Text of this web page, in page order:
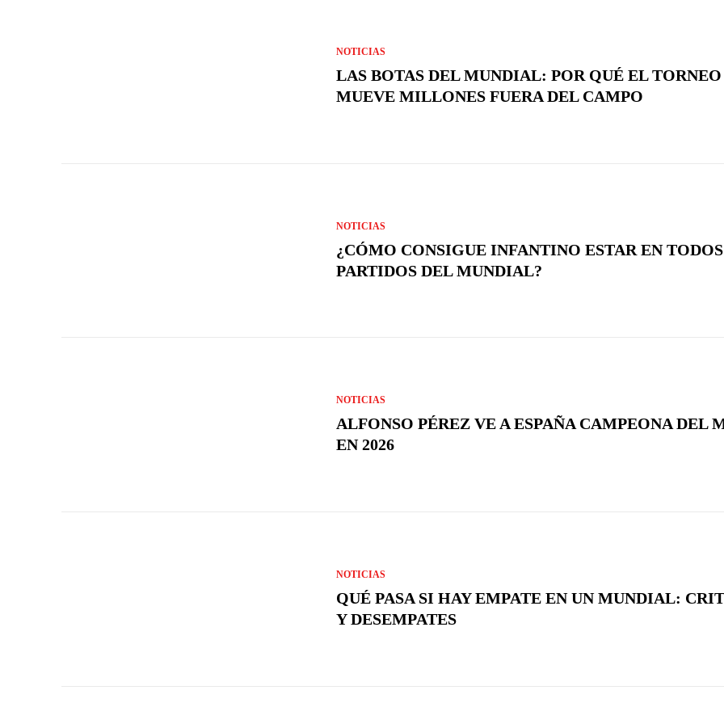
NOTICIAS
LAS BOTAS DEL MUNDIAL: POR QUÉ EL TORNEO
MUEVE MILLONES FUERA DEL CAMPO
NOTICIAS
¿CÓMO CONSIGUE INFANTINO ESTAR EN
PARTIDOS DEL MUNDIAL?
NOTICIAS
ALFONSO PÉREZ VE A ESPAÑA CAMPEONA DEL
EN 2026
NOTICIAS
QUÉ PASA SI HAY EMPATE EN UN MUNDIAL:
Y DESEMPATES